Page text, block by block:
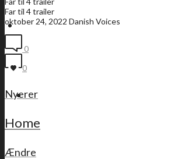
Forside
Medlemsliste
Far til 4 trailer
oktober 24, 2022 Danish Voices
0
0
Nyerer
Home
Ændre